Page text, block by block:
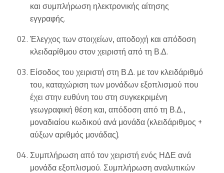
και συμπλήρωση ηλεκτρονικής αίτησης
εγγραφής.
Έλεγχος των στοιχείων, αποδοχή και απόδοση
κλειδαρίθμου στον χειριστή από τη Β.Δ.
Είσοδος του χειριστή στη Β.Δ. με τον κλειδάριθμό
του, καταχώριση των μονάδων εξοπλισμού που
έχει στην ευθύνη του στη συγκεκριμένη
γεωγραφική θέση και, απόδοση από τη Β.Δ.,
μοναδιαίου κωδικού ανά μονάδα (κλειδάριθμος +
αύξων αριθμός μονάδας).
Συμπλήρωση από τον χειριστή ενός ΗΔΕ ανά
μονάδα εξοπλισμού. Συμπλήρωση αναλυτικών